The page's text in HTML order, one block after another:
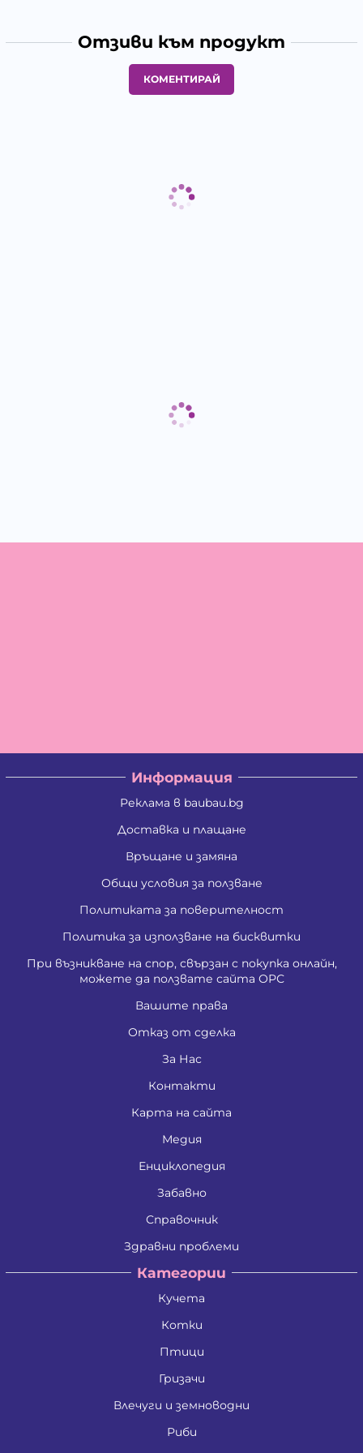
Отзиви към продукт
КОМЕНТИРАЙ
Информация
Реклама в baubau.bg
Доставка и плащане
Връщане и замяна
Общи условия за ползване
Политиката за поверителност
Политика за използване на бисквитки
При възникване на спор, свързан с покупка онлайн,
можете да ползвате сайта ОРС
Вашите права
Отказ от сделка
За Нас
Контакти
Карта на сайта
Медия
Енциклопедия
Забавно
Справочник
Здравни проблеми
Категории
Кучета
Котки
Птици
Гризачи
Влечуги и земноводни
Риби